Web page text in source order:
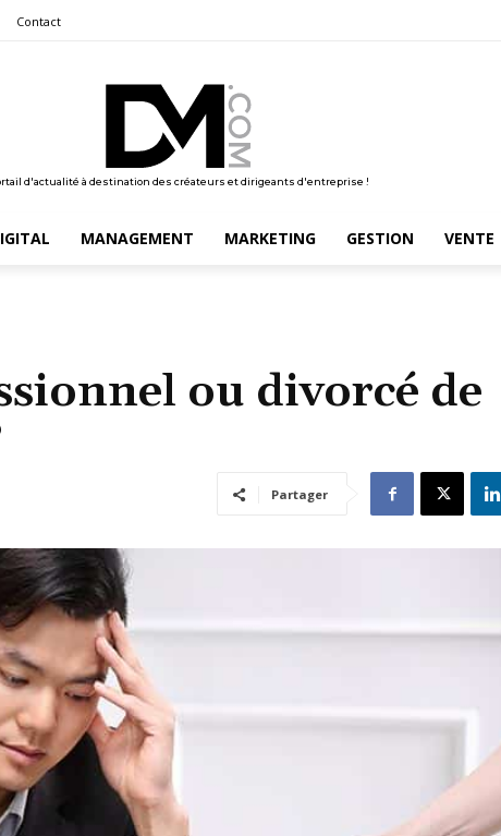
Contact
d'actualité à destination des créateurs et dirigeants d'entreprise !
MANAGEMENT MARKETING GESTION VENTE
ou divorcé de
Partager